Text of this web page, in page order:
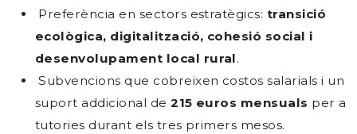
Preferència en sectors estratègics: transició
ecològica, digitalització, cohesió social i
desenvolupament local rural.
Subvencions que cobreixen costos salarials i un
suport addicional de215 euros mensuals per a
tutories durant els tres primers mesos.